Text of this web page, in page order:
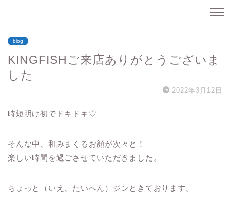
blog
KINGFISHご来店ありがとうございま
した
2022年3月12日
時短明け初でドキドキ♡
そんな中、和みまくるお顔が次々と！
楽しい時間を過ごさせていただきました。
ちょっと（いえ、たいへん）ジンときております。